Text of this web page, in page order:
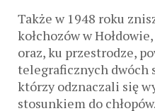
Także w 1948 roku
kołchozów w
oraz, ku przestrodze,
telegraficznych dwóch
którzy odznaczali się
stosunkiem do